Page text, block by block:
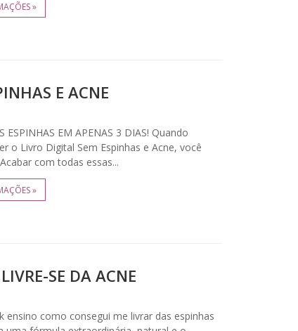
»
E ACNE
ESPINHAS EM APENAS 3 DIAS! Quando
o Livro Digital Sem Espinhas e Acne, você
com todas essas...
»
SE DA ACNE
ensino como consegui me livrar das espinhas